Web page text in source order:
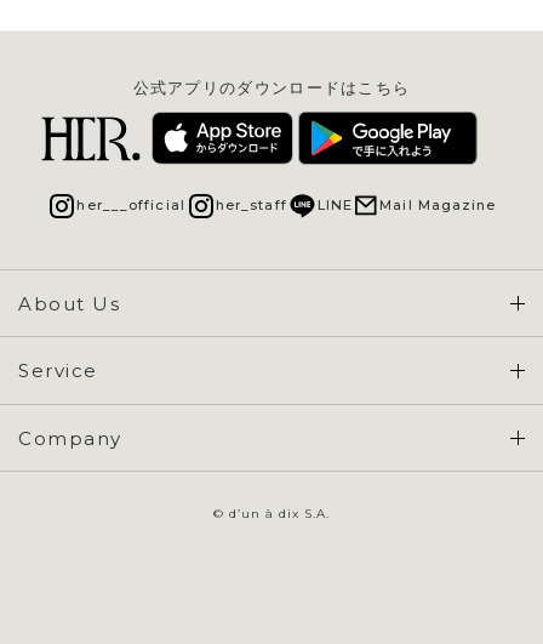
About Us
Concept & Overview
Service
会員登録 / ログイン
ご利用ガイド
Company
公式アプリのダウンロードはこちら
her___official her_staff LINE Mail Magazine
© d’un à dix S.A.